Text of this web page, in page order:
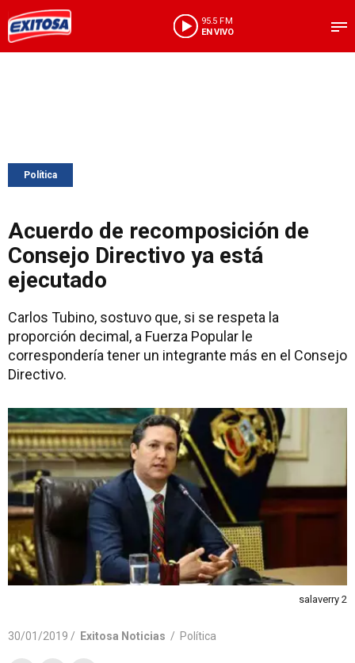
95.5 FM
EN VIVO
Política
Acuerdo de recomposición de
Consejo Directivo ya está
ejecutado
Carlos Tubino, sostuvo que, si se respeta la
proporción decimal, a Fuerza Popular le
correspondería tener un integrante más en el Consejo
Directivo.
salaverry 2
30/01/2019 / Exitosa Noticias / Política